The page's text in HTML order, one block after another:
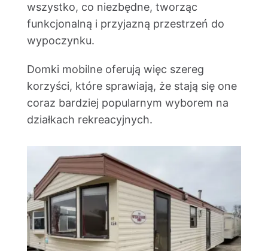
wszystko, co niezbędne, tworząc
funkcjonalną i przyjazną przestrzeń do
wypoczynku.
Domki mobilne oferują więc szereg
korzyści, które sprawiają, że stają się one
coraz bardziej popularnym wyborem na
działkach rekreacyjnych.